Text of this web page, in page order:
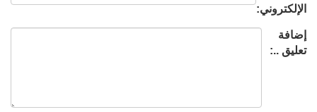
الإلكتروني:
إضافة
تعليق ..: